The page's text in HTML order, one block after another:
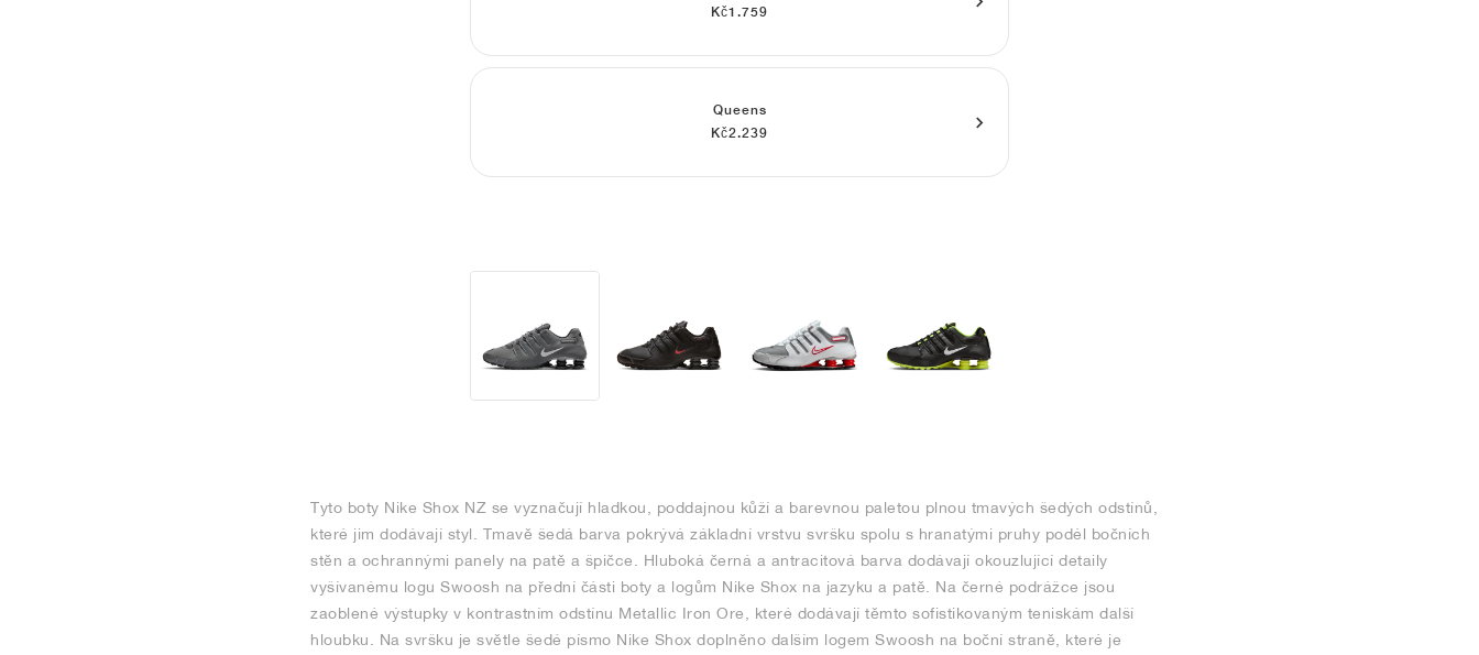
Kč1.759
Queens
Kč2.239
Tyto boty Nike Shox NZ se vyznačují hladkou, poddajnou kůží a barevnou paletou plnou tmavých šedých odstínů,
které jim dodávají styl. Tmavě šedá barva pokrývá základní vrstvu svršku spolu s hranatými pruhy podél bočních
stěn a ochrannými panely na patě a špičce. Hluboká černá a antracitová barva dodávají okouzlující detaily
vyšívanému logu Swoosh na přední části boty a logům Nike Shox na jazyku a patě. Na černé podrážce jsou
zaoblené výstupky v kontrastním odstínu Metallic Iron Ore, které dodávají těmto sofistikovaným teniskám další
hloubku. Na svršku je světle šedé písmo Nike Shox doplněno dalším logem Swoosh na boční straně, které je